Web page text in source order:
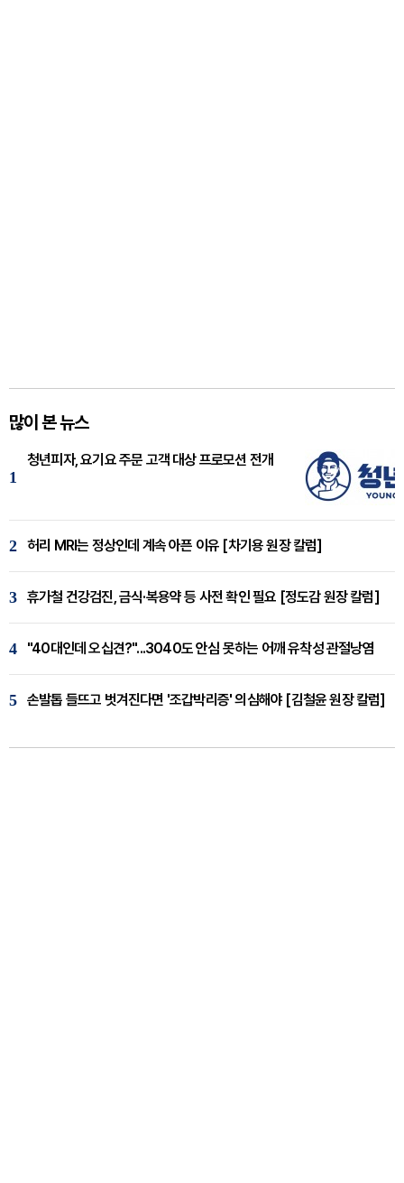
많이 본 뉴스
1
청년피자, 요기요 주문 고객 대상 프로모션 전개
2 허리 MRI는 정상인데 계속 아픈 이유 [차기용 원장 칼럼]
3 휴가철 건강검진, 금식·복용약 등 사전 확인 필요 [정도감 원장 칼럼]
4 "40대인데 오십견?"...3040도 안심 못하는 어깨 유착성 관절낭염
5 손발톱 들뜨고 벗겨진다면 '조갑박리증' 의심해야 [김철윤 원장 칼럼]